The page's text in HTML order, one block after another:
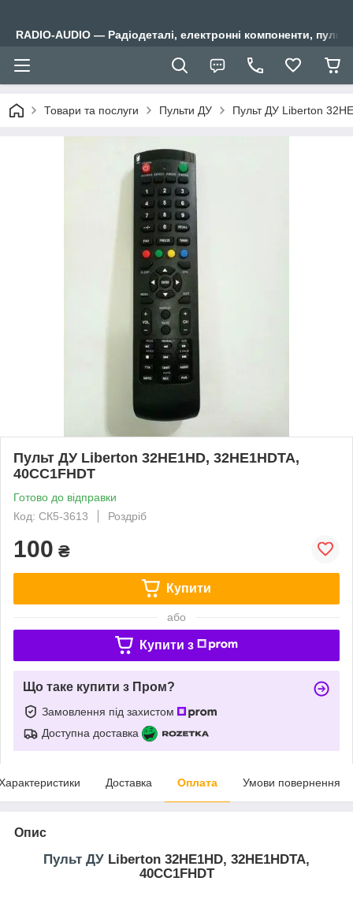
RADIO-AUDIO — Радіодеталі, електронні компоненти,
Товари та послуги Пульти ДУ Пульт ДУ Liberton
Пульт ДУ Liberton 32HE1HD, 32HE1HDTA,
40CC1FHDT
Готово до відправки
Код: СК5-3613
Роздріб
100 ₴
Купити
або
Купити з
Що таке купити з Пром?
Замовлення під захистом
Доступна доставка
Доставка Оплата Умови повернення
Опис
Пульт ДУ Liberton 32HE1HD, 32HE1HDTA,
40CC1FHDT